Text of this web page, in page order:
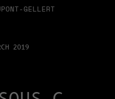
GELLERT
2019